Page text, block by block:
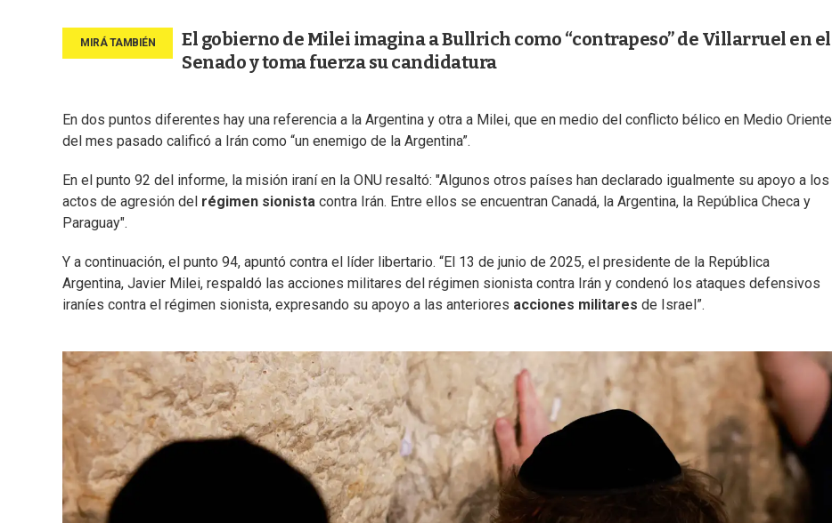
El gobierno de Milei imagina a Bullrich como “contrapeso” de Villarruel en el
Senado y toma fuerza su candidatura
En dos puntos diferentes hay una referencia a la Argentina y otra a Milei, que en medio del conflicto bélico en Medio Oriente
del mes pasado calificó a Irán como “un enemigo de la Argentina”.
En el punto 92 del informe, la misión iraní en la ONU resaltó: "Algunos otros países han declarado igualmente su apoyo a los
actos de agresión del régimen sionista contra Irán. Entre ellos se encuentran Canadá, la Argentina, la República Checa y
Paraguay".
Y a continuación, el punto 94, apuntó contra el líder libertario. “El 13 de junio de 2025, el presidente de la República
Argentina, Javier Milei, respaldó las acciones militares del régimen sionista contra Irán y condenó los ataques defensivos
iraníes contra el régimen sionista, expresando su apoyo a las anteriores acciones militares de Israel”.